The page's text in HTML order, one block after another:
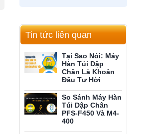
Tin tức liên quan
Tại Sao Nói: Máy
Hàn Túi Dập
Chân Là Khoản
Đầu Tư Hời
So Sánh Máy Hàn
Túi Dập Chân
PFS-F450 Và M4-
400